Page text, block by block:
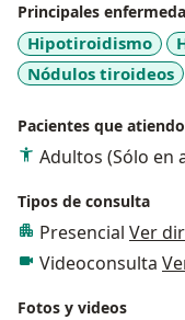
de anticuerpos
La ecografía es el
puede ser hallado
lo que constituye el
Somos
estándares éticos y
en todos nuestros
Principales
Hipotiroidismo
Nódulos tiroideos
Pacientes que atiendo
Adultos (Sólo en
Tipos de consulta
Presencial Ver
Videoconsulta
Fotos y videos